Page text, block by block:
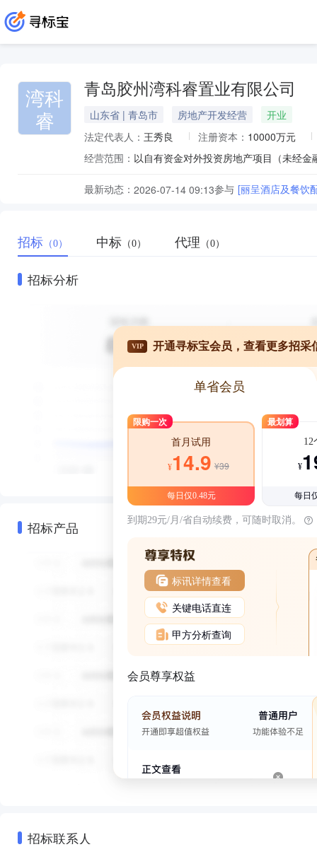
湾科
睿
青岛胶州湾科睿置业有限公司
山东省 | 青岛市 房地产开发经营
开业
法定代表人： 王秀良 注册资本： 10000万元
经营范围：
最新动态： 2026-07-14 09:13参与 [丽呈酒店及餐饮
招标 （0） 中标 （0） 代理 （0）
招标分析
招标产品
VIP 开通寻标宝会员，查看更多招采
单省会员
限购一次
首月试用
¥14.9 ¥39
每日仅0.48元
最划算
12
¥
每日
到期29元/月/省自动续费，可随时取消。
标讯详情查看
关键电话直连
甲方分析查询
会员尊享权益
招标联系人